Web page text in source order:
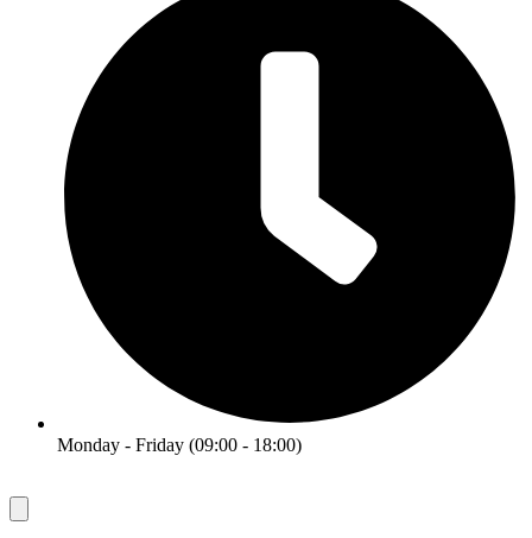
Monday - Friday (09:00 - 18:00)